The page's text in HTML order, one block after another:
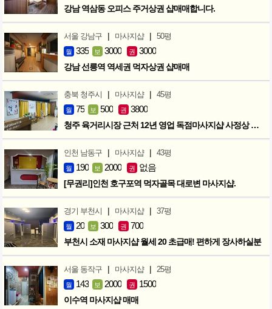
강남 역삼동 오피스 주거상권 샵매매합니다.
서울 강남구 | 마사지샵 | 50평
월 335 보 3000 권 3000
강남 선릉역 역세권 먹자상권 샵매매
충북 청주시 | 마사지샵 | 45평
월 75 보 500 권 3800
청주 육거리시장 근처 12년 영업 독점마사지샵 사정상 급매합니다.
인천 남동구 | 마사지샵 | 43평
월 190 보 2000 권 없음
[무권리]인천 호구포역 먹자골목 대로변 마사지샵.
경기 부천시 | 마사지샵 | 37평
월 20 보 300 권 700
부천시 소재 마사지샵 월세 20 초급매! 편하게 장사하실분
서울 동작구 | 마사지샵 | 25평
월 143 보 2000 권 1500
이수역 마사지샵 매매